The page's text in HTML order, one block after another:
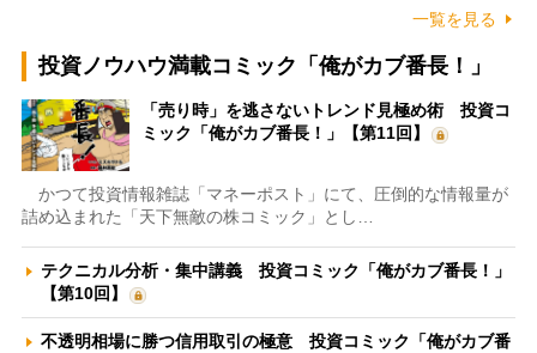
一覧を見る
投資ノウハウ満載コミック「俺がカブ番長！」
「売り時」を逃さないトレンド見極め術 投資コ
ミック「俺がカブ番長！」【第11回】
かつて投資情報雑誌「マネーポスト」にて、圧倒的な情報量が
詰め込まれた「天下無敵の株コミック」とし…
テクニカル分析・集中講義 投資コミック「俺がカブ番長！」
【第10回】
不透明相場に勝つ信用取引の極意 投資コミック「俺がカブ番